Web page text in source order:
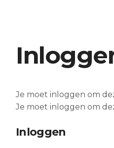
paginainhoud
Je moet inloggen om
Je moet inloggen om
Inloggen